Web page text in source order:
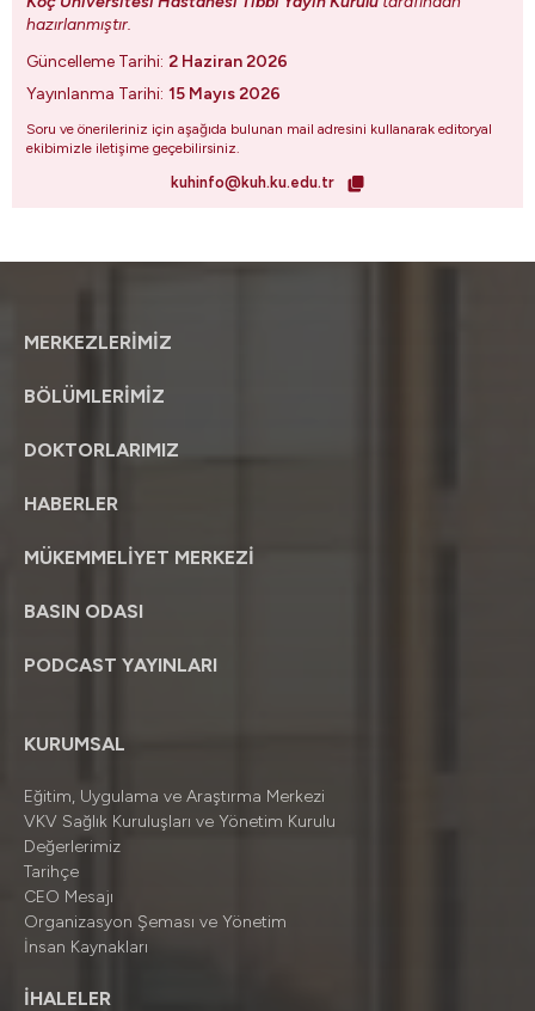
hazırlanmıştır.
Güncelleme Tarihi: 2 Haziran 2026
Yayınlanma Tarihi: 15 Mayıs 2026
Soru ve önerileriniz için aşağıda bulunan mail adresini kullanarak editoryal
ekibimizle iletişime geçebilirsiniz.
kuhinfo@kuh.ku.edu.tr
MERKEZLERİMİZ
BÖLÜMLERİMİZ
DOKTORLARIMIZ
HABERLER
MÜKEMMELİYET MERKEZİ
BASIN ODASI
PODCAST YAYINLARI
KURUMSAL
Eğitim, Uygulama ve Araştırma Merkezi
VKV Sağlık Kuruluşları ve Yönetim Kurulu
Değerlerimiz
Tarihçe
CEO Mesajı
Organizasyon Şeması ve Yönetim
İnsan Kaynakları
İHALELER